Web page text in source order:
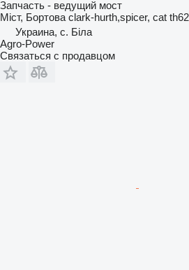
Запчасть - ведущий мост
Міст, Бортова clark-hurth,spicer, cat
Украина, с. Біла
Agro-Power
Связаться с продавцом